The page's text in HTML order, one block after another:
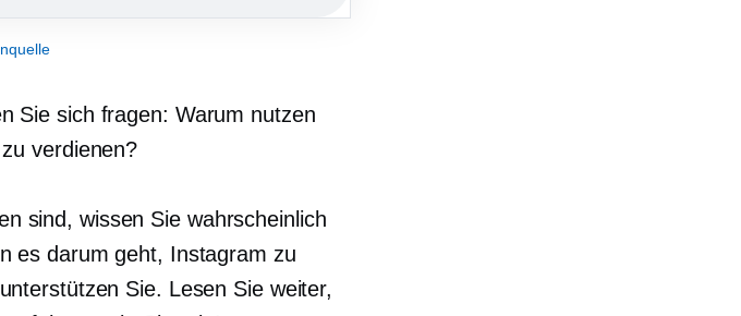
Sie sich fragen: Warum nutzen
verdienen?
sind, wissen Sie wahrscheinlich
es darum geht, Instagram zu
Sie. Lesen Sie weiter,